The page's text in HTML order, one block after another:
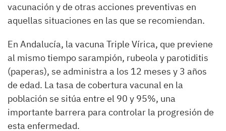
vacunación y de otras acciones preventivas en
aquellas situaciones en las que se recomiendan.
En Andalucía, la vacuna Triple Vírica, que previene
al mismo tiempo sarampión, rubeola y parotiditis
(paperas), se administra a los 12 meses y 3 años
de edad. La tasa de cobertura vacunal en la
población se sitúa entre el 90 y 95%, una
importante barrera para controlar la progresión de
esta enfermedad.